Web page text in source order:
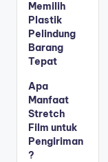
Memilih
Plastik
Pelindung
Barang
Tepat
Apa
Manfaat
Stretch
Film untuk
Pengiriman
?